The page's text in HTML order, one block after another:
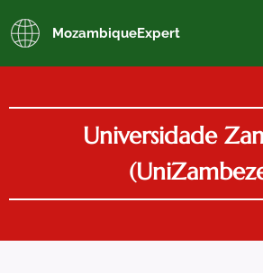
MozambiqueExpert
Universidade